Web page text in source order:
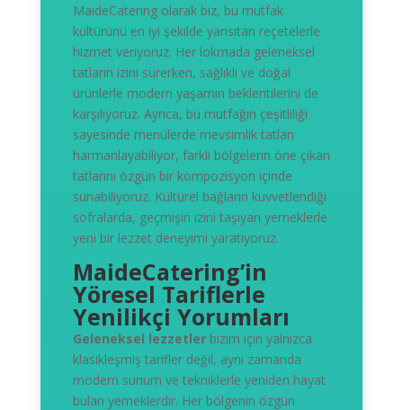
MaideCatering olarak biz, bu mutfak
kültürünü en iyi şekilde yansıtan reçetelerle
hizmet veriyoruz. Her lokmada geleneksel
tatların izini sürerken, sağlıklı ve doğal
ürünlerle modern yaşamın beklentilerini de
karşılıyoruz. Ayrıca, bu mutfağın çeşitliliği
sayesinde menülerde mevsimlik tatları
harmanlayabiliyor, farklı bölgelerin öne çıkan
tatlarını özgün bir kompozisyon içinde
sunabiliyoruz. Kültürel bağların kuvvetlendiği
sofralarda, geçmişin izini taşıyan yemeklerle
yeni bir lezzet deneyimi yaratıyoruz.
MaideCatering’in
Yöresel Tariflerle
Yenilikçi Yorumları
Geleneksel lezzetlerbizim için yalnızca
klasikleşmiş tarifler değil, aynı zamanda
modern sunum ve tekniklerle yeniden hayat
bulan yemeklerdir. Her bölgenin özgün